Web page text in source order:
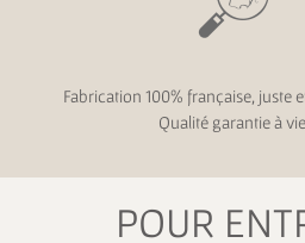
Fabrication 100% française, juste
Qualité garantie à
POUR